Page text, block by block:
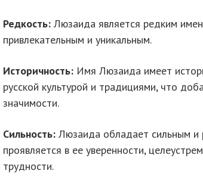
Редкость: Люзаида является редким
привлекательным и уникальным.
Историчность: Имя Люзаида имеет
русской культурой и традициями, что
значимости.
Сильность: Люзаида обладает сильным и
проявляется в ее уверенности,
трудности.